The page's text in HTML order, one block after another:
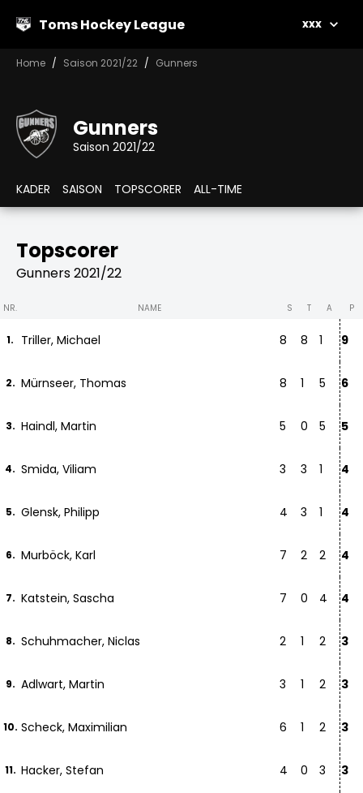
Toms Hockey League xxx
Home Saison 2021/22 Gunners
Gunners
Saison 2021/22
KADER SAISON TOPSCORER ALL-TIME
Topscorer
Gunners 2021/22
NR. NAME S T A P
1. Triller, Michael 8 8 1 9
2. Mürnseer, Thomas 8 1 5 6
3. Haindl, Martin 5 0 5 5
4. Smida, Viliam 3 3 1 4
5. Glensk, Philipp 4 3 1 4
6. Murböck, Karl 7 2 2 4
7. Katstein, Sascha 7 0 4 4
8. Schuhmacher, Niclas 2 1 2 3
9. Adlwart, Martin 3 1 2 3
10. Scheck, Maximilian 6 1 2 3
11. Hacker, Stefan 4 0 3 3